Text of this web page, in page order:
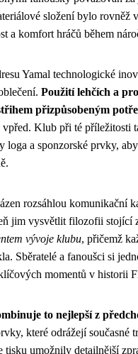
složení bylo rovněž
a komfort hráčů během
Yamal technologické
Použití lehčích a
přizpůsobeným
vpřed. Klub při té příležitosti
loga a sponzorské prvky,
rozsáhlou komunikační
jim vysvětlit filozofii stojící
vývoje klubu, přičemž
Sběratelé a fanoušci si
momentů v historii
to nejlepší z
které odrážejí současné
tisku umožnily detailnější